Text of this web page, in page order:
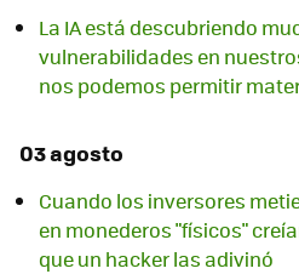
La IA está descubriendo
vulnerabilidades en
nos podemos permitir
03 agosto
Cuando los inversores
en monederos "físicos"
que un hacker las adivinó